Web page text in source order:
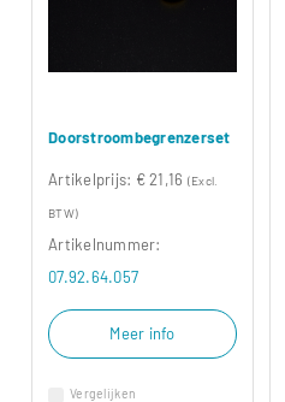
Vergelijken
Doorstroombegrenzerset
Artikelprijs: € 21,16 (Excl.
BTW)
Artikelnummer:
07.92.64.057
Meer info